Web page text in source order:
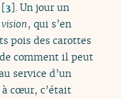
[3]. Un jour un
, qui s’en
pois des carottes
comment il peut
service d’un
cœur, c’était